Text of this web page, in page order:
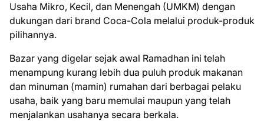
Usaha Mikro, Kecil, dan Menengah (UMKM) dengan
dukungan dari brand Coca-Cola melalui produk-produk
pilihannya.
Bazar yang digelar sejak awal Ramadhan ini telah
menampung kurang lebih dua puluh produk makanan
dan minuman (mamin) rumahan dari berbagai pelaku
usaha, baik yang baru memulai maupun yang telah
menjalankan usahanya secara berkala.